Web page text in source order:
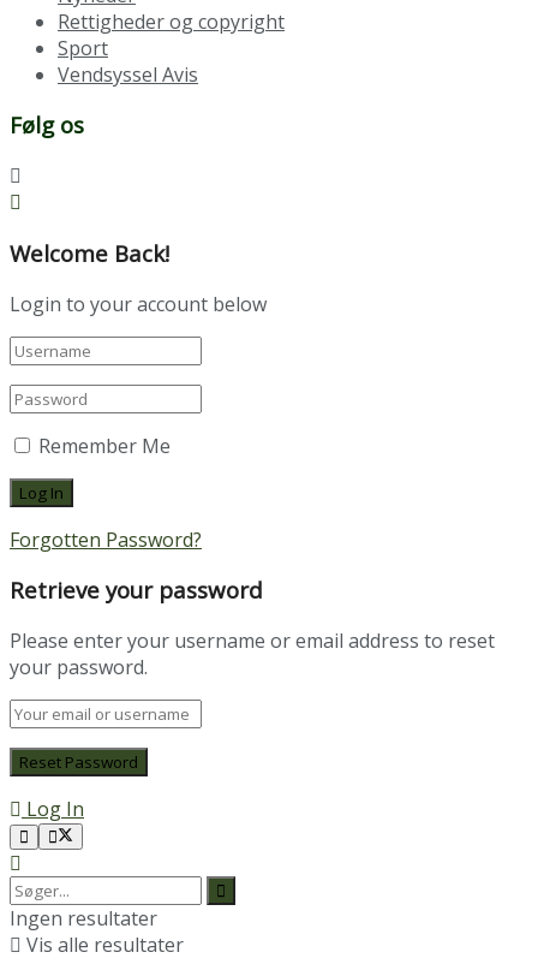
Rettigheder og copyright
Sport
Vendsyssel Avis
Følg os
Welcome Back!
Login to your account below
Remember Me
Forgotten Password?
Retrieve your password
Please enter your username or email address to reset
your password.
Log In
Ingen resultater
Vis alle resultater